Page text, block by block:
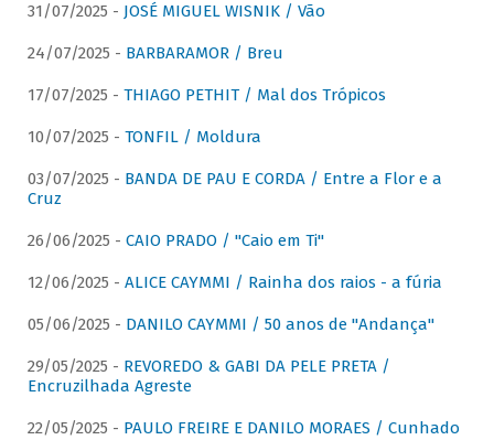
31/07/2025 - JOSÉ MIGUEL WISNIK / Vão
24/07/2025 - BARBARAMOR / Breu
17/07/2025 - THIAGO PETHIT / Mal dos Trópicos
10/07/2025 - TONFIL / Moldura
03/07/2025 - BANDA DE PAU E CORDA / Entre a Flor e a
Cruz
26/06/2025 - CAIO PRADO / "Caio em Ti"
12/06/2025 - ALICE CAYMMI / Rainha dos raios - a fúria
05/06/2025 - DANILO CAYMMI / 50 anos de "Andança"
29/05/2025 - REVOREDO & GABI DA PELE PRETA /
Encruzilhada Agreste
22/05/2025 - PAULO FREIRE E DANILO MORAES / Cunhado